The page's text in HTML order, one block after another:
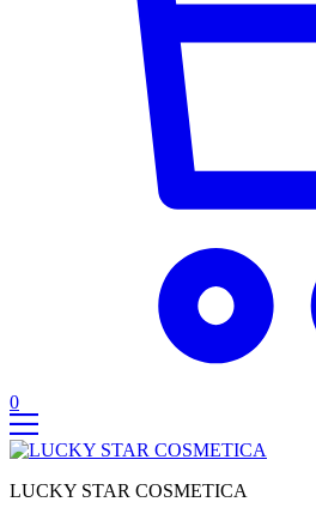
0
LUCKY STAR COSMETICA